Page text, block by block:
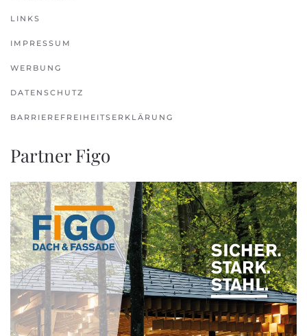
LINKS
IMPRESSUM
WERBUNG
DATENSCHUTZ
BARRIEREFREIHEITSERKLÄRUNG
Partner Figo